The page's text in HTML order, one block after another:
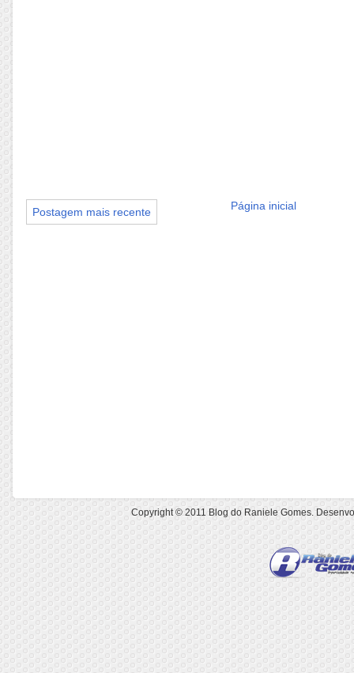
Postagem mais recente Página inicial
Copyright © 2011 Blog do Raniele Gomes .